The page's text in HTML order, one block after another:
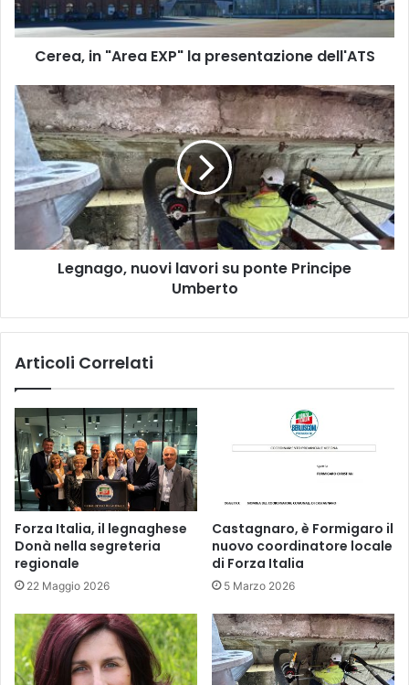
Cerea, in "Area EXP" la presentazione dell'ATS
Legnago,
nuovi
lavori
su
ponte
Principe
Umberto
Legnago, nuovi lavori su ponte Principe
Umberto
Articoli Correlati
Forza Italia, il legnaghese
Donà nella segreteria
regionale
22 Maggio 2026
Castagnaro, è Formigaro il
nuovo coordinatore locale
di Forza Italia
5 Marzo 2026